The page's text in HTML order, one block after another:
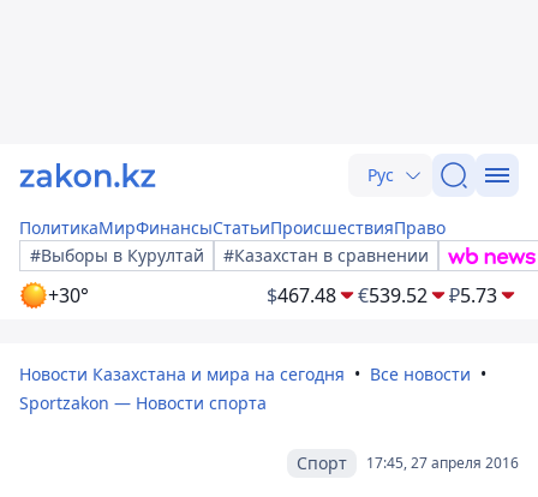
Рус
ПолитикаМирФинансыСтатьиПроисшествияПраво
#Выборы в Курултай
#Казахстан в сравнении
+30° $467.48 €539.52 ₽5.73
Новости Казахстана и мира на сегодня
Все новости
Sportzakon — Новости спорта
17:45, 27 апреля 2016
Спорт